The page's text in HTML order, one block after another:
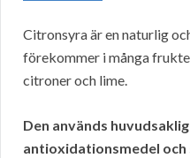
Citronsyra är en naturlig
förekommer i många
citroner och lime.
Den används
antioxidationsmedel